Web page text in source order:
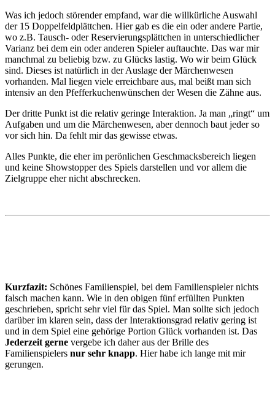
Was ich jedoch störender empfand, war die willkürliche Auswahl
der 15 Doppelfeldplättchen. Hier gab es die ein oder andere Partie,
wo z.B. Tausch- oder Reservierungsplättchen in unterschiedlicher
Varianz bei dem ein oder anderen Spieler auftauchte. Das war mir
manchmal zu beliebig bzw. zu Glücks lastig. Wo wir beim Glück
sind. Dieses ist natürlich in der Auslage der Märchenwesen
vorhanden. Mal liegen viele erreichbare aus, mal beißt man sich
intensiv an den Pfefferkuchenwünschen der Wesen die Zähne aus.
Der dritte Punkt ist die relativ geringe Interaktion. Ja man „ringt“ um
Aufgaben und um die Märchenwesen, aber dennoch baut jeder so
vor sich hin. Da fehlt mir das gewisse etwas.
Alles Punkte, die eher im perönlichen Geschmacksbereich liegen
und keine Showstopper des Spiels darstellen und vor allem die
Zielgruppe eher nicht abschrecken.
Kurzfazit: Schönes Familienspiel, bei dem Familienspieler nichts
falsch machen kann. Wie in den obigen fünf erfüllten Punkten
geschrieben, spricht sehr viel für das Spiel. Man sollte sich jedoch
darüber im klaren sein, dass der Interaktionsgrad relativ gering ist
und in dem Spiel eine gehörige Portion Glück vorhanden ist. Das
Jederzeit gerne vergebe ich daher aus der Brille des
Familienspielers nur sehr knapp. Hier habe ich lange mit mir
gerungen.